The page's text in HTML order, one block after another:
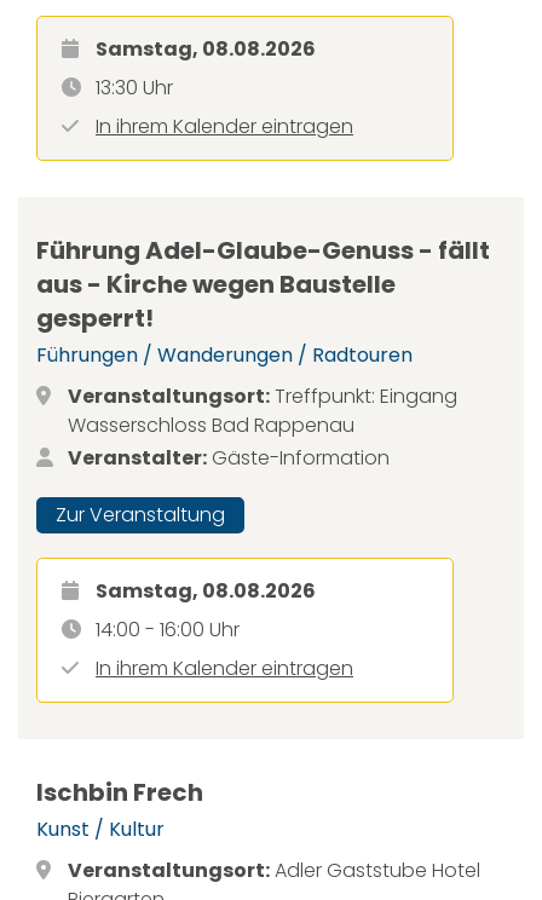
Samstag, 08.08.2026
13:30 Uhr
In ihrem Kalender eintragen
Führung Adel-Glaube-Genuss - fällt
aus - Kirche wegen Baustelle
gesperrt!
Führungen / Wanderungen / Radtouren
Veranstaltungsort:Treffpunkt: Eingang
Wasserschloss Bad Rappenau
Veranstalter: Gäste-Information
Zur Veranstaltung
Samstag, 08.08.2026
14:00 - 16:00 Uhr
In ihrem Kalender eintragen
Ischbin Frech
Kunst / Kultur
Veranstaltungsort:Adler Gaststube Hotel